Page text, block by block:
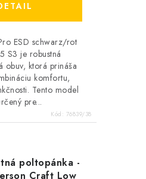
ESD schwarz/rot
S3 je robustná
obuv, ktorá prináša
komfortu,
Tento model
pre...
Kód: 76839/38
poltopánka -
Craft Low